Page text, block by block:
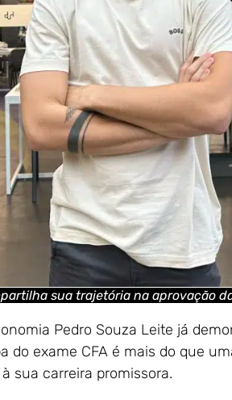
sua trajetória na aprovação
Pedro Souza Leite já
do exame CFA é mais do que
sua carreira promissora.